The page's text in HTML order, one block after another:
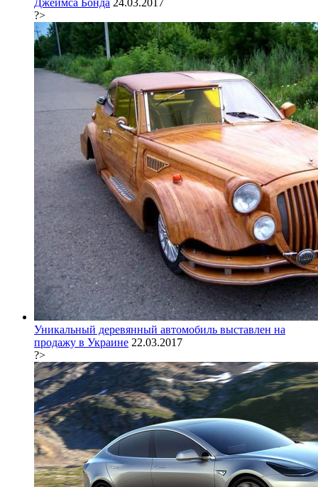
Джеймса Бонда 24.03.2017
?>
Уникальный деревянный автомобиль выставлен на
продажу в Украине 22.03.2017
?>